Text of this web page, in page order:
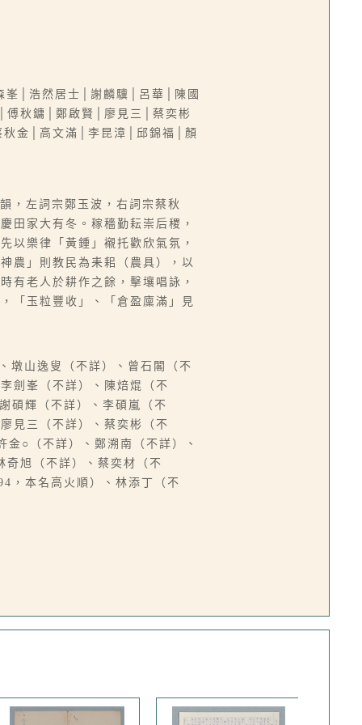
│浩然居士│謝麟驥│呂華│陳國
秋鏞│鄭啟賢│廖見三│蔡奕彬
金│高文滿│李昆漳│邱錦福│顏
，左詞宗鄭玉波，右詞宗蔡秋
田家大有冬。稼穡勤耘崇后稷，
以樂律「黃鍾」襯托歡欣氣氛，
農」則教民為耒耜（農具），以
有老人於耕作之餘，擊壤唱詠，
「玉粒豐收」、「倉盈廩滿」見
墩山逸叟（不詳）、曾石閣（不
劍峯（不詳）、陳焙焜（不
碩輝（不詳）、李碩嵐（不
見三（不詳）、蔡奕彬（不
○（不詳）、鄭溯南（不詳）、
旭（不詳）、蔡奕材（不
，本名高火順）、林添丁（不